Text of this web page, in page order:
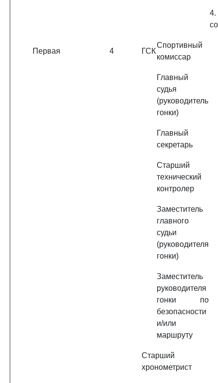
4.
Первая 4 ГСК
Спортивный
комиссар
Главный
судья
(руководитель
гонки)
Главный
секретарь
Старший
технический
контролер
Заместитель
главного
судьи
(руководителя
гонки)
Заместитель
руководителя
гонки по
безопасности
и/или
маршруту
Старший
хронометрист